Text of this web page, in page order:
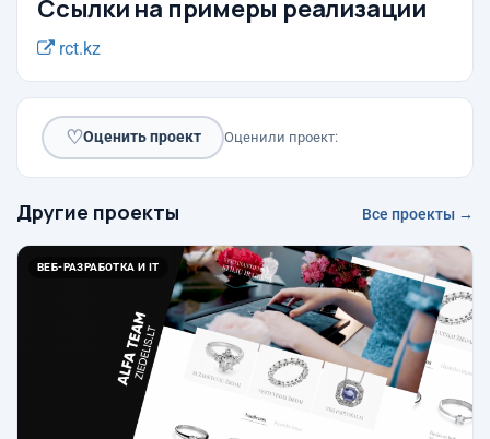
Ссылки на примеры реализации
rct.kz
♡Оценить проект Оценили проект:
Другие проекты Все проекты →
ВЕБ-РАЗРАБОТКА И IT